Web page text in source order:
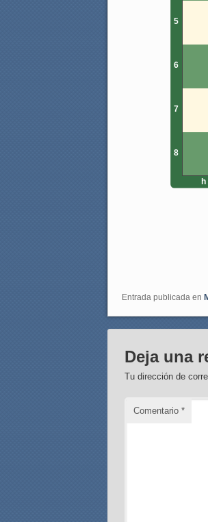
5
6
7
8
h
Entrada publicada en
Deja una
Tu dirección de
Comentario*